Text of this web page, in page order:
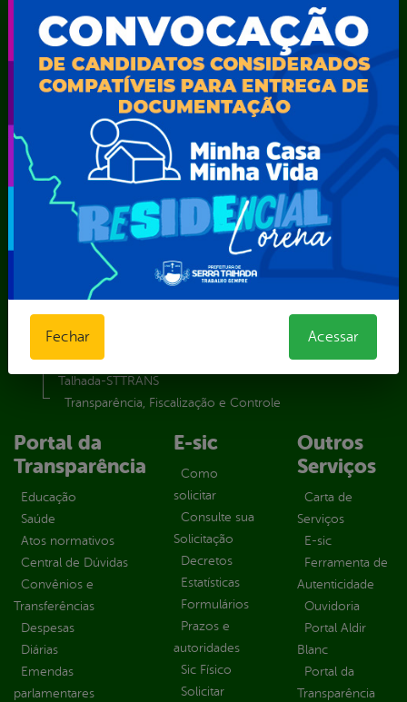
Secretaria de Comunicação Social e Audiovisual
Secretaria de Desenvolvimento Econômico e Turismo
Secretaria de Iluminação Pública e Energia Elétrica
Secretaria Municipal da Mulher – SEMU
Secretaria Municipal de Administração – SAD
Secretaria Municipal de Agricultura e Recursos Hídricos –
SEMARH / Secretaria de Agricultura Familiar – SEMAF
Secretaria Municipal de Educação – SEST
Secretaria Municipal de Esporte e Lazer – SEMEL
Secretaria Municipal de Finanças – SECFIN
Secretaria Municipal de Governo – SEGOV
Secretaria Municipal de Meio Ambiente – SEMA
Secretaria Municipal de Planejamento e Gestão – SEPLAG
Secretaria Municipal de Relações Institucionais – SEMRI
Secretaria Municipal de Saúde – SMS
Secretaria Municipal de Serviços Públicos – SEMUSP
Superintendência de Trânsito e Transportes de Serra
Talhada-STTRANS
Transparência, Fiscalização e Controle
Portal da
Transparência
Educação
Saúde
Atos normativos
Central de Dúvidas
Convênios e
Transferências
Despesas
Diárias
Emendas
parlamentares
E-sic
Como
solicitar
Consulte sua
Solicitação
Decretos
Estatísticas
Formulários
Prazos e
autoridades
Sic Físico
Solicitar
Outros
Serviços
Carta de
Serviços
E-sic
Ferramenta de
Autenticidade
Ouvidoria
Portal Aldir
Blanc
Portal da
Transparência
Fechar Acessar